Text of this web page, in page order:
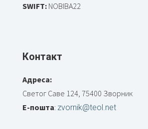
SWIFT:NOBIBA22
Контакт
Адреса:
Светог Саве 124, 75400 Зворник
Е-пошта: zvornik@teol.net